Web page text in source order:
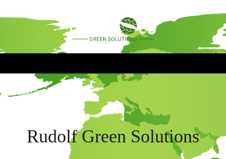
Rudolf Green Solutions